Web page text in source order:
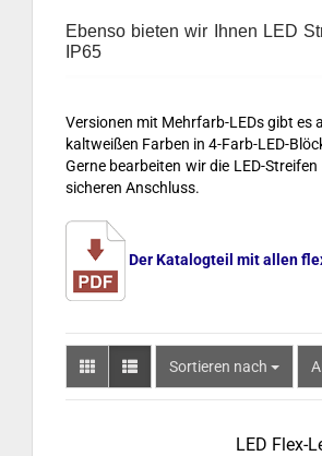
Ebenso bieten wir Ihnen LED
IP65
Versionen mit Mehrfarb-LEDs gibt es
kaltweißen Farben in 4-Farb-LED-
Gerne bearbeiten wir die LED-
sicheren Anschluss.
Der Katalogteil mit allen
Sortieren nach
Sortieren nach
LED Flex-​